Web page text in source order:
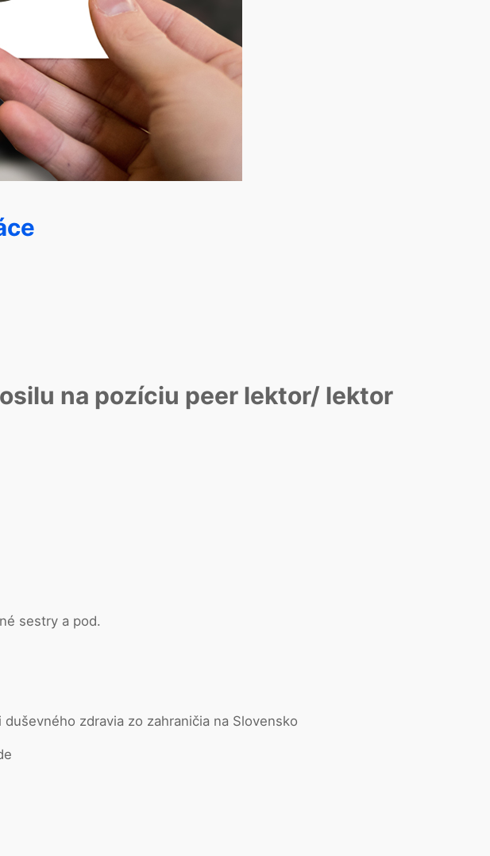
na pozíciu peer lektor/ lektor
sestry a pod.
zdravia zo zahraničia na Slovensko